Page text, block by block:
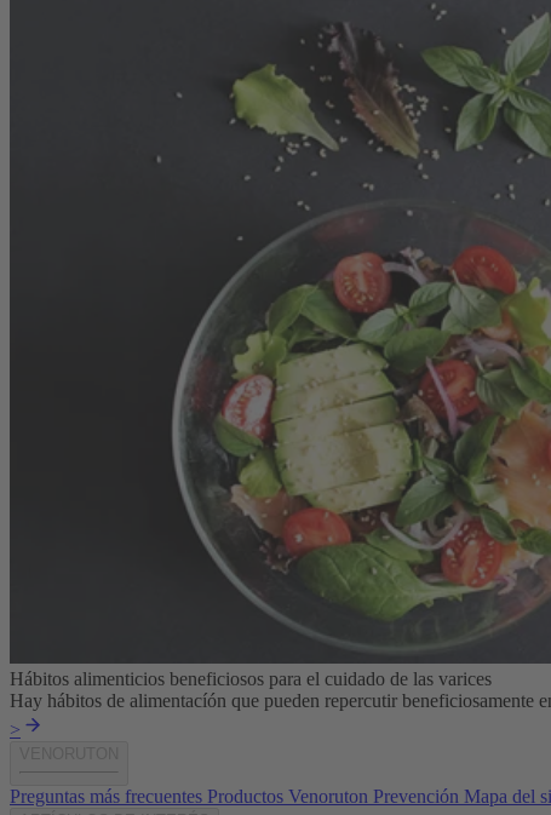
Hábitos alimenticios beneficiosos para el cuidado de las varices
Hay hábitos de alimentacíón que pueden repercutir beneficiosamente
>
Preguntas más frecuentes Productos Venoruton Prevención Mapa del